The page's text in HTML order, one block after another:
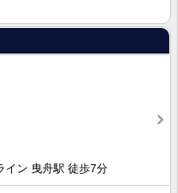
イン 曳舟駅 徒歩7分